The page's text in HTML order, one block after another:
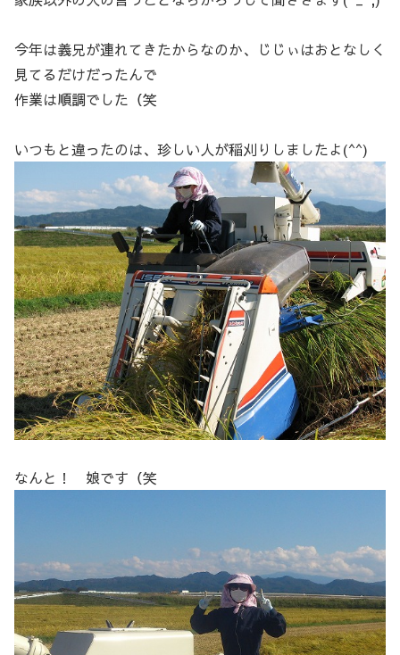
今年は義兄が連れてきたからなのか、じじぃはおとなしく
見てるだけだったんで
作業は順調でした（笑
いつもと違ったのは、珍しい人が稲刈りしましたよ(^^)
なんと！ 娘です（笑